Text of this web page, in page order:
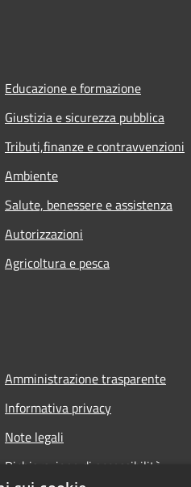
Educazione e formazione
Giustizia e sicurezza pubblica
Tributi,finanze e contravvenzioni
Ambiente
Salute, benessere e assistenza
Autorizzazioni
Agricoltura e pesca
Amministrazione trasparente
Informativa privacy
Note legali
Dichiarazione di accessibilità